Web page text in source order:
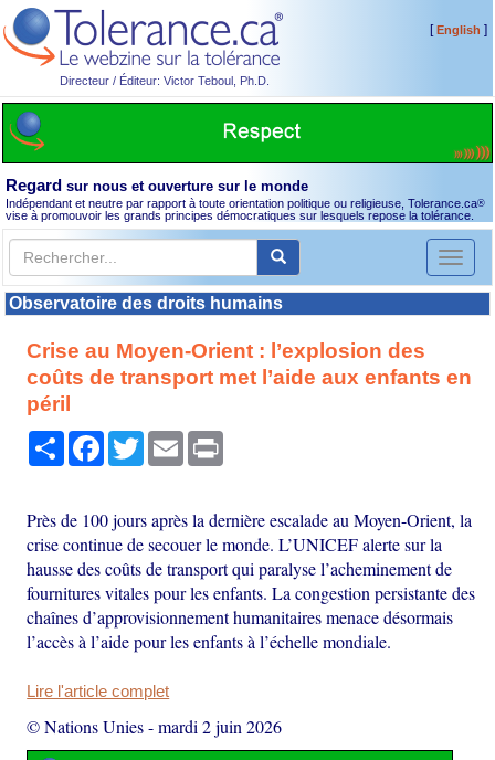
Directeur / Éditeur: Victor Teboul, Ph.D.
[English ]
Regard sur nous et ouverture sur le monde
Indépendant et neutre par rapport à toute orientation politique ou religieuse, Tolerance.ca®
vise à promouvoir les grands principes démocratiques sur lesquels repose la tolérance.
Toggle
Observatoire des droits humains
Crise au Moyen-Orient : l’explosion des
coûts de transport met l’aide aux enfants en
péril
PartagerFacebook
TwitterEmail
Près de 100 jours après la dernière escalade au Moyen-Orient, la
crise continue de secouer le monde. L’UNICEF alerte sur la
hausse des coûts de transport qui paralyse l’acheminement de
fournitures vitales pour les enfants. La congestion persistante des
chaînes d’approvisionnement humanitaires menace désormais
l’accès à l’aide pour les enfants à l’échelle mondiale.
Lire l'article complet
© Nations Unies-mardi 2 juin 2026